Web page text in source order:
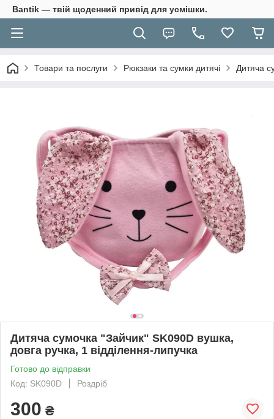
Bantik — твій щоденний привід для усмішки.
Товари та послуги Рюкзаки та сумки дитячі Дитяча
Дитяча сумочка "Зайчик" SK090D вушка,
довга ручка, 1 відділення-липучка
Готово до відправки
Код: SK090D
Роздріб
300 ₴